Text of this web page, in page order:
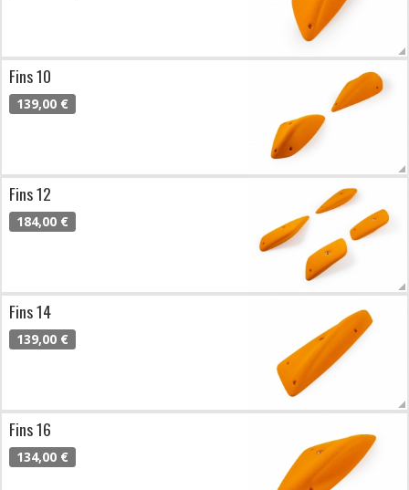
Fins 10
139,00 €
Fins 12
184,00 €
Fins 14
139,00 €
Fins 16
134,00 €